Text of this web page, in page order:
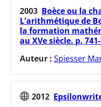
2003 Boèce ou la
L'arithmétique de
la formation
au XVe siècle. p.
Auteur : Spiesser
2012